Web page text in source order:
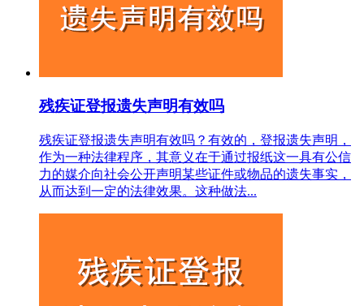
残疾证登报遗失声明有效吗
残疾证登报遗失声明有效吗？有效的，登报遗失声明，
作为一种法律程序，其意义在于通过报纸这一具有公信
力的媒介向社会公开声明某些证件或物品的遗失事实，
从而达到一定的法律效果。这种做法...